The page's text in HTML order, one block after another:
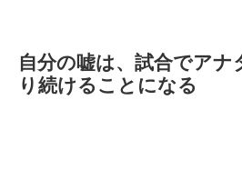
自分の嘘は、試合でアナ
り続けることになる